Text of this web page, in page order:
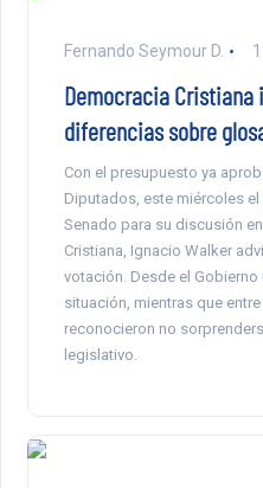
Fernando Seymour D.
Democracia Cristiana
diferencias sobre
Con el presupuesto ya
Diputados, este miércoles
Senado para su discusión
Cristiana, Ignacio Walker
votación. Desde el
situación, mientras que
reconocieron no
legislativo.